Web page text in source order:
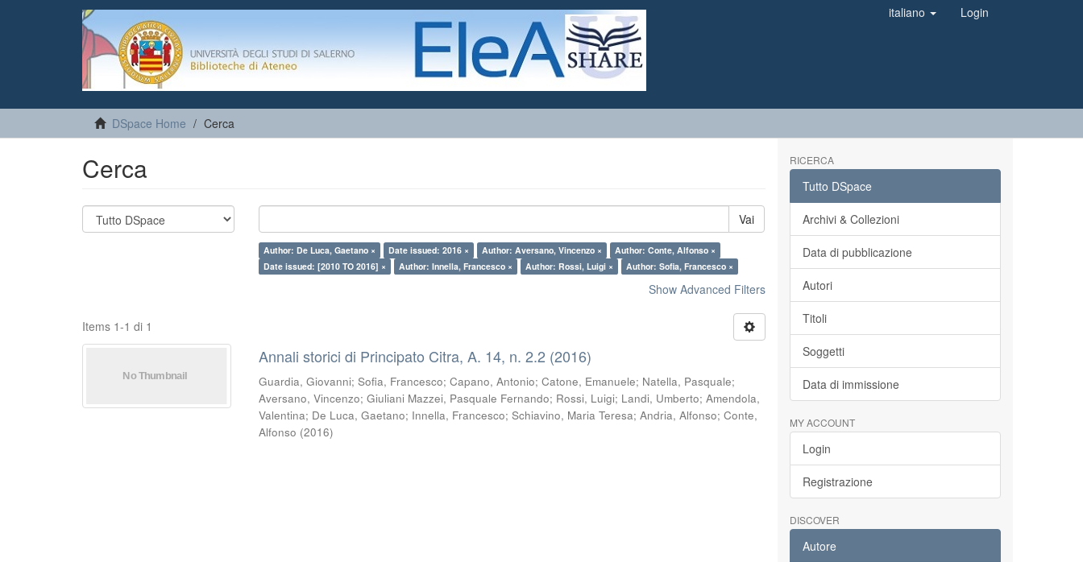
italiano Login
DSpace Home Cerca
Cerca
Vai
Author: De Luca, Gaetano × Date issued: 2016 × Author: Aversano, Vincenzo ×
Author: Conte, Alfonso ×
Date issued: [2010 TO 2016] ×
Author: Innella, Francesco × Author: Rossi, Luigi × Author: Sofia, Francesco ×
Show Advanced Filters
Items 1-1 di 1
Annali storici di Principato Citra, A. 14, n. 2.2 (2016)
Guardia, Giovanni;Sofia, Francesco;Capano, Antonio;Catone, Emanuele; Natella, Pasquale;
Aversano, Vincenzo;Giuliani Mazzei, Pasquale Fernando; Rossi, Luigi; Landi, Umberto;Amendola,
Valentina; De Luca, Gaetano; Innella, Francesco;Schiavino, Maria Teresa;Andria, Alfonso;Conte,
Alfonso (2016)
RICERCA
Tutto DSpace
Archivi & Collezioni
Data di pubblicazione
Autori
Titoli
Soggetti
Data di immissione
MY ACCOUNT
Login
Registrazione
DISCOVER
Autore